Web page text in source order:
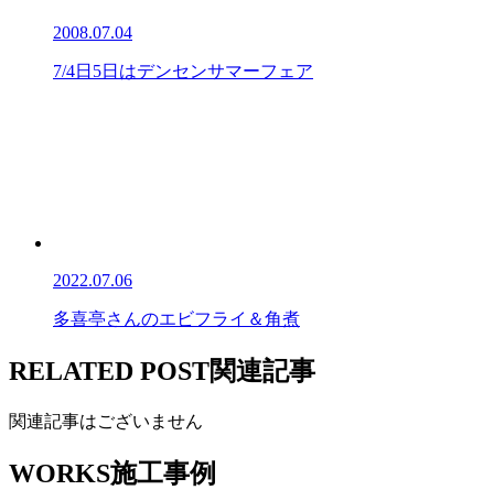
2008.07.04
7/4日5日はデンセンサマーフェア
2022.07.06
多喜亭さんのエビフライ＆角煮
RELATED POST関連記事
関連記事はございません
WORKS施工事例